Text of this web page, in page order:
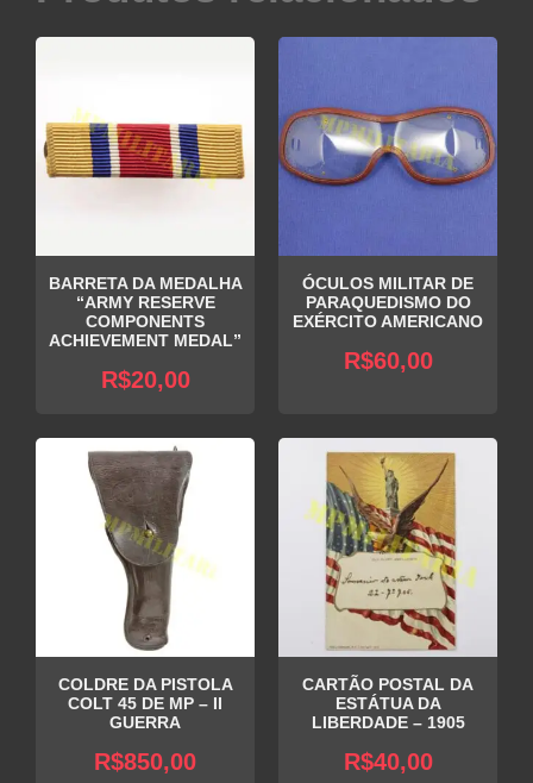
BARRETA DA MEDALHA
“ARMY RESERVE
COMPONENTS
ACHIEVEMENT MEDAL”
R$20,00
ÓCULOS MILITAR DE
PARAQUEDISMO DO
EXÉRCITO AMERICANO
R$60,00
COLDRE DA PISTOLA
COLT 45 DE MP – II
GUERRA
R$850,00
CARTÃO POSTAL DA
ESTÁTUA DA
LIBERDADE – 1905
R$40,00